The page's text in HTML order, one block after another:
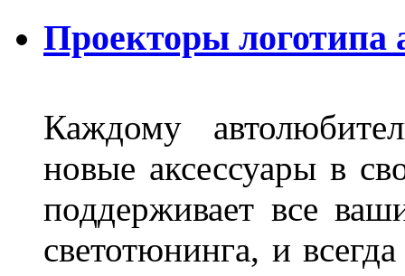
Проекторы логотипа
Каждому
новые аксессуары в
поддерживает все
светотюнинга, и